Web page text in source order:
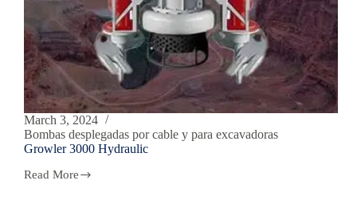
March 3, 2024
Bombas desplegadas por cable y para excavadoras
Growler 3000 Hydraulic
Read More
Growler